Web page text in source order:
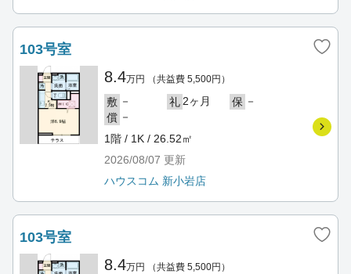
103号室
8.4万円 （共益費 5,500円）
敷 － 礼 2ヶ月 保 －
償 －
1階 / 1K / 26.52㎡
2026/08/07 更新
ハウスコム 新小岩店
103号室
8.4万円 （共益費 5,500円）